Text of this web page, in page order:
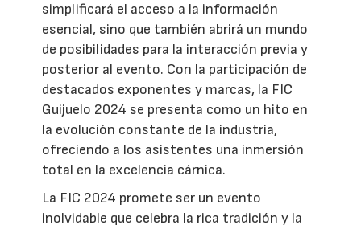
simplificará el acceso a la información
esencial, sino que también abrirá un mundo
de posibilidades para la interacción previa y
posterior al evento. Con la participación de
destacados exponentes y marcas, la FIC
Guijuelo 2024 se presenta como un hito en
la evolución constante de la industria,
ofreciendo a los asistentes una inmersión
total en la excelencia cárnica.
La FIC 2024 promete ser un evento
inolvidable que celebra la rica tradición y la